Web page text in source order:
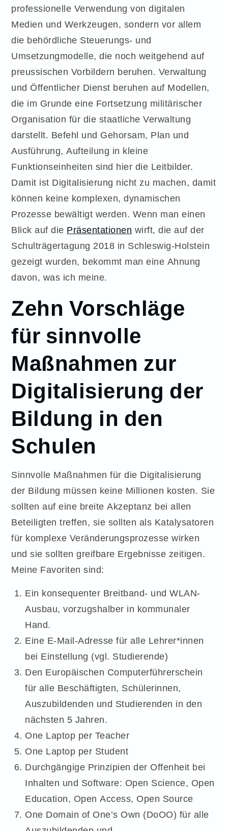
professionelle Verwendung von digitalen
Medien und Werkzeugen, sondern vor allem
die behördliche Steuerungs- und
Umsetzungmodelle, die noch weitgehend auf
preussischen Vorbildern beruhen. Verwaltung
und Öffentlicher Dienst beruhen auf Modellen,
die im Grunde eine Fortsetzung militärischer
Organisation für die staatliche Verwaltung
darstellt. Befehl und Gehorsam, Plan und
Ausführung, Aufteilung in kleine
Funktionseinheiten sind hier die Leitbilder.
Damit ist Digitalisierung nicht zu machen, damit
können keine komplexen, dynamischen
Prozesse bewältigt werden. Wenn man einen
Blick auf die Präsentationen wirft, die auf der
Schulträgertagung 2018 in Schleswig-Holstein
gezeigt wurden, bekommt man eine Ahnung
davon, was ich meine.
Zehn Vorschläge
für sinnvolle
Maßnahmen zur
Digitalisierung der
Bildung in den
Schulen
Sinnvolle Maßnahmen für die Digitalisierung
der Bildung müssen keine Millionen kosten. Sie
sollten auf eine breite Akzeptanz bei allen
Beteiligten treffen, sie sollten als Katalysatoren
für komplexe Veränderungsprozesse wirken
und sie sollten greifbare Ergebnisse zeitigen.
Meine Favoriten sind:
Ein konsequenter Breitband- und WLAN-
Ausbau, vorzugshalber in kommunaler
Hand.
Eine E-Mail-Adresse für alle Lehrer*innen
bei Einstellung (vgl. Studierende)
Den Europäischen Computerführerschein
für alle Beschäftigten, Schülerinnen,
Auszubildenden und Studierenden in den
nächsten 5 Jahren.
One Laptop per Teacher
One Laptop per Student
Durchgängige Prinzipien der Offenheit bei
Inhalten und Software: Open Science, Open
Education, Open Access, Open Source
One Domain of One’s Own (DoOO) für alle